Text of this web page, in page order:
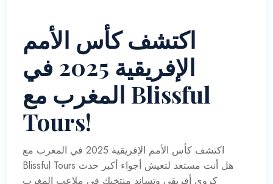
اكتشف كأس الأمم
الإفريقية 2025 في
المغرب مع Blissful
Tours!
اكتشف كأس الأمم الإفريقية 2025 في المغرب مع
Blissful Tours هل أنت مستعد لتعيش أجواء أكبر حدث
كروي أفريقي وتساند منتخبك في ملاعب المغرب